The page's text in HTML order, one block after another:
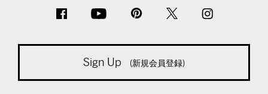
Sign Up (新規会員登録)